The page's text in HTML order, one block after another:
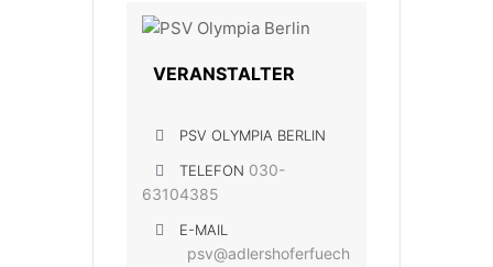
VERANSTALTER
PSV OLYMPIA BERLIN
TELEFON 030-
63104385
E-MAIL
psv@adlershoferfuech